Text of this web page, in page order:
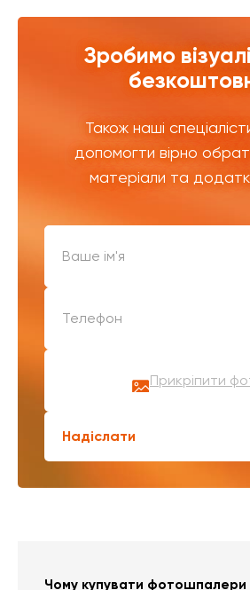
Зробимо
Також наші
допомогти вірно
матеріали та
Прикріпити
Надіслати
Чому купувати фотошпалери